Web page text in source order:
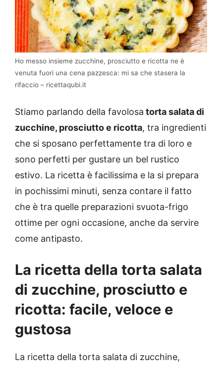
Ho messo insieme zucchine, prosciutto e ricotta ne è
venuta fuori una cena pazzesca: mi sa che stasera la
rifaccio – ricettaqubi.it
Stiamo parlando della favolosa torta salata di
zucchine, prosciutto e ricotta, tra ingredienti
che si sposano perfettamente tra di loro e
sono perfetti per gustare un bel rustico
estivo. La ricetta è facilissima e la si prepara
in pochissimi minuti, senza contare il fatto
che è tra quelle preparazioni svuota-frigo
ottime per ogni occasione, anche da servire
come antipasto.
La ricetta della torta salata
di zucchine, prosciutto e
ricotta: facile, veloce e
gustosa
La ricetta della torta salata di zucchine,